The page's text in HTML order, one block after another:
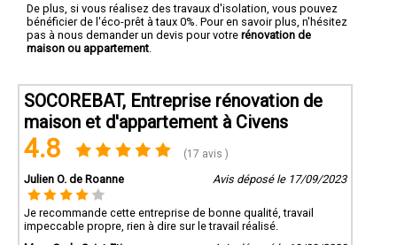
De plus, si vous réalisez des travaux d'isolation, vous pouvez
bénéficier de l'éco-prêt à taux 0%. Pour en savoir plus, n'hésitez
pas à nous demander un devis pour votre rénovation de
maison ou appartement
SOCOREBAT, Entreprise rénovation de
maison et d'appartement à Civens
4.8 (17 avis )
Julien O. de Roanne Avis déposé le 17/09/2023
Je recommande cette entreprise de bonne qualité, travail
impeccable propre, rien à dire sur le travail réalisé.